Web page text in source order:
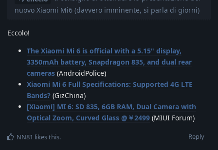
nuovo Xiaomi Mi6 (davvero imminente, si parla di giorni)
Eccolo!
The Xiaomi Mi 6 is official with a 5.15" display,
3350mAh battery, Snapdragon 835, and dual rear
cameras (AndroidPolice)
Xiaomi Mi 6 Full Specifications: Supported 4G LTE
Bands? (GizChina)
[Xiaomi] MI 6: SD 835, 6GB RAM, Dual Camera with
Optical Zoom, Curved Glass @￥2499 (MIUI Forum)
Reply
NN81 likes this.